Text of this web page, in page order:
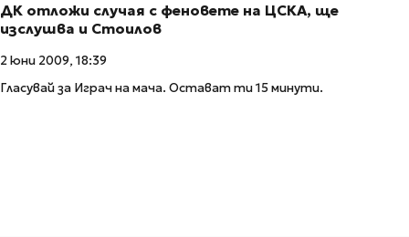
ДК отложи случая с феновете на ЦСКА, ще
изслушва и Стоилов
2 юни 2009, 18:39
Гласувай за Играч на мача. Остават ти 15 минути.